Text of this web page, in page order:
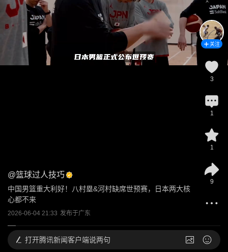
@篮球过人技巧
中国男篮重大利好！八村塁&河村缺席世预赛，日本两大核
心都不来
2026-06-04 21:33 发布于广东
关注
3
1
1
9
打开腾讯新闻客户端说两句